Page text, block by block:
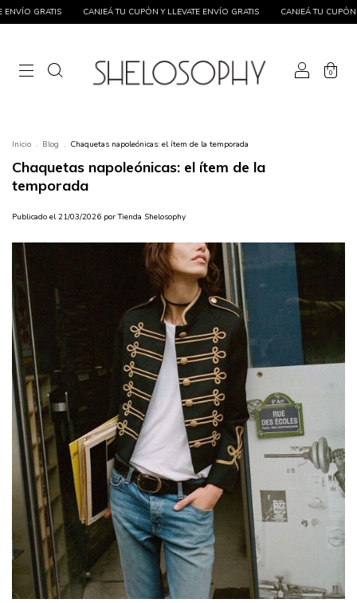
CANJEÁ TU CUPÓN Y LLEVATE ENVÍO GRATIS CANJEÁ TU CUPÓN Y
0
Inicio . Blog . Chaquetas napoleónicas: el ítem de la temporada
Chaquetas napoleónicas: el ítem de la
temporada
Publicado el 21/03/2026 por Tienda Shelosophy